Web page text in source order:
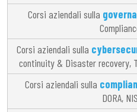
Corsi aziendali sulla
Corsi aziendali sulla
continuity & Disaster recovery,
Corsi aziendali sulla
DORA,